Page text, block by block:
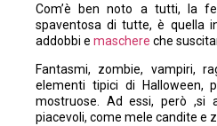
Com’è ben noto a tutti, la
spaventosa di tutte, è quella
addobbi e maschere che
Fantasmi, zombie, vampiri,
elementi tipici di Halloween,
mostruose. Ad essi, però ,si
piacevoli, come mele candite e